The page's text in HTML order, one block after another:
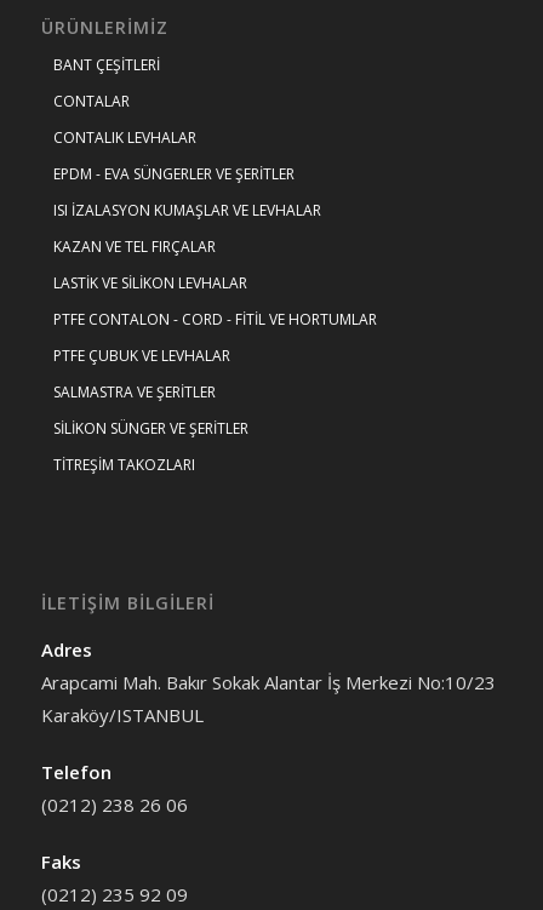
ÜRÜNLERIMIZ
BANT ÇEŞİTLERİ
CONTALAR
CONTALIK LEVHALAR
EPDM - EVA SÜNGERLER VE ŞERİTLER
ISI İZALASYON KUMAŞLAR VE LEVHALAR
KAZAN VE TEL FIRÇALAR
LASTİK VE SİLİKON LEVHALAR
PTFE CONTALON - CORD - FİTİL VE HORTUMLAR
PTFE ÇUBUK VE LEVHALAR
SALMASTRA VE ŞERİTLER
SİLİKON SÜNGER VE ŞERİTLER
TİTREŞİM TAKOZLARI
İLETİŞİM BİLGİLERİ
Adres
Arapcami Mah. Bakır Sokak Alantar İş Merkezi No:10/23
Karaköy/ISTANBUL
Telefon
(0212) 238 26 06
Faks
(0212) 235 92 09